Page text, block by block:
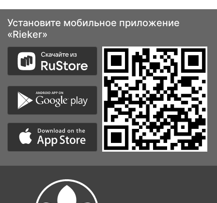
Установите мобильное приложение
«Rieker»